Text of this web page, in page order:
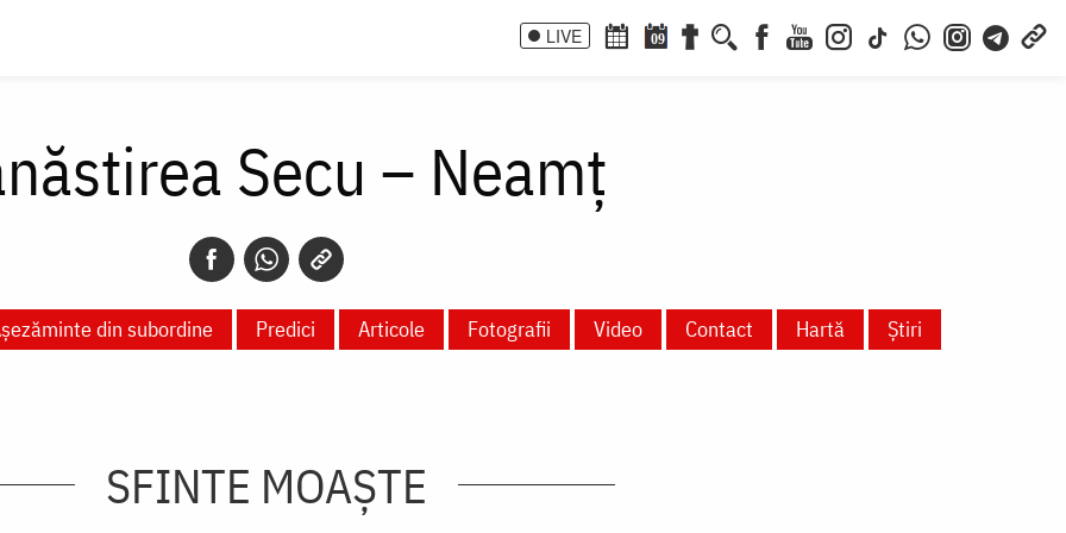
LIVE 09
Secu – Neamț
din subordine Predici Articole Fotografii Video Contact Hartă Știri
SFINTE MOAȘTE